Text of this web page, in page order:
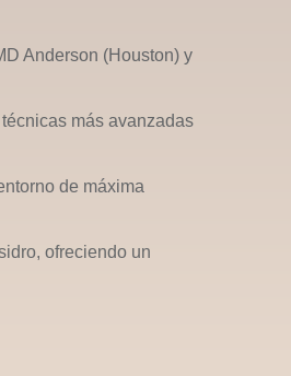
Anderson (Houston)y
más avanzadas
de máxima
, ofreciendo un